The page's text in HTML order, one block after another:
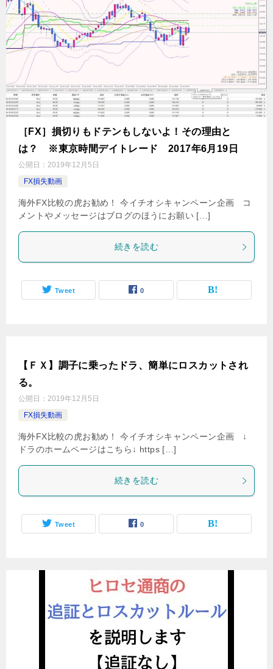
［FX］損切りもドテンもしないよ！その理由と
は？ ※東京時間デイトレード 2017年6月19日
公開日： 2019年12月5日
FX損失動画
海外FX比較の虎お勧め！ 今イチオシキャンペーン企画 コ
メントやメッセージはブログのほうにお願い […]
続きを読む
Tweet 0
【ＦＸ】調子に乗ったドラ、簡単にロスカットされ
る。
公開日： 2019年12月5日
FX損失動画
海外FX比較の虎お勧め！ 今イチオシキャンペーン企画 ↓
ドラのホームページはこちら↓ https […]
続きを読む
Tweet 0